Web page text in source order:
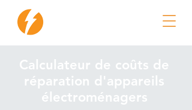
Calculateur de coûts de
réparation d'appareils
électroménagers